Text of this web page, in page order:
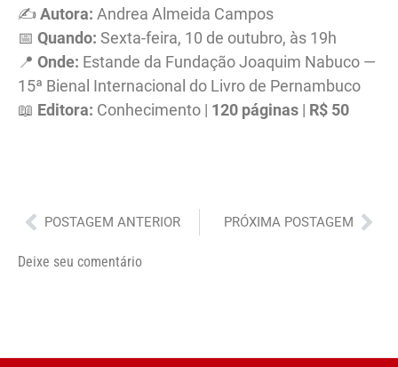
✍️Autora: Andrea Almeida Campos
📅 Quando: Sexta-feira, 10 de outubro, às 19h
📍 Onde: Estande da Fundação Joaquim Nabuco —
15ª Bienal Internacional do Livro de Pernambuco
📖 Editora: Conhecimento | 120 páginas | R$ 50
Anterior
POSTAGEM ANTERIOR PRÓXIMA POSTAGEM
Deixe seu comentário